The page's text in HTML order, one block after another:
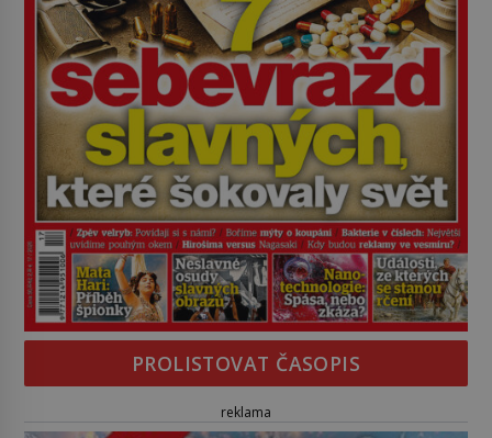
PROLISTOVAT ČASOPIS
reklama